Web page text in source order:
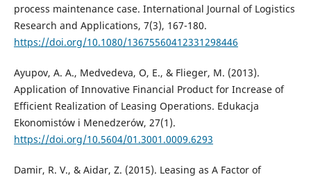
process maintenance case. International Journal of Logistics
Research and Applications, 7(3), 167-180.
https://doi.org/10.1080/13675560412331298446
Ayupov, A. A., Medvedeva, O, E., & Flieger, M. (2013).
Application of Innovative Financial Product for Increase of
Efficient Realization of Leasing Operations. Edukacja
Ekonomistów i Menedzerów, 27(1).
https://doi.org/10.5604/01.3001.0009.6293
Damir, R. V., & Aidar, Z. (2015). Leasing as A Factor of